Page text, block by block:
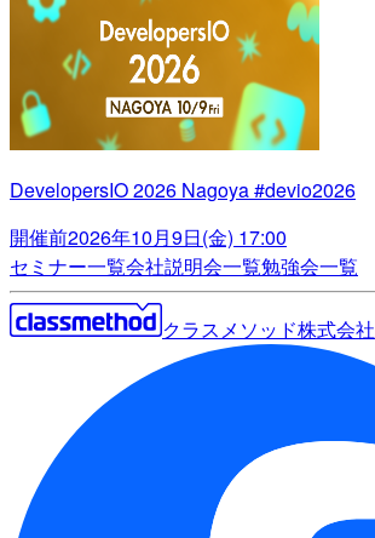
DevelopersIO 2026 Nagoya #devio2026
開催前2026年10月9日(金) 17:00
セミナー一覧会社説明会一覧勉強会一覧
クラスメソッド株式会社